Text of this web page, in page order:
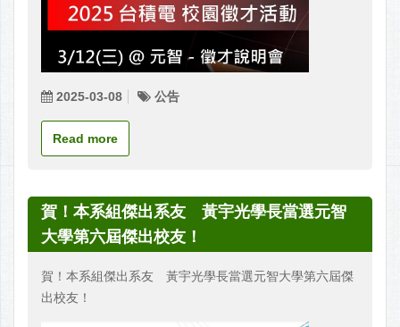
2025-03-08 公告
Read more
賀！本系組傑出系友 黃宇光學長當選元智
大學第六屆傑出校友！
賀！本系組傑出系友 黃宇光學長當選元智大學第六屆傑
出校友！